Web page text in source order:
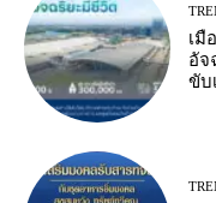
เมื
อัจ
ขับ